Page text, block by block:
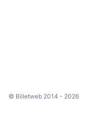
© Billetweb 2014 - 2026